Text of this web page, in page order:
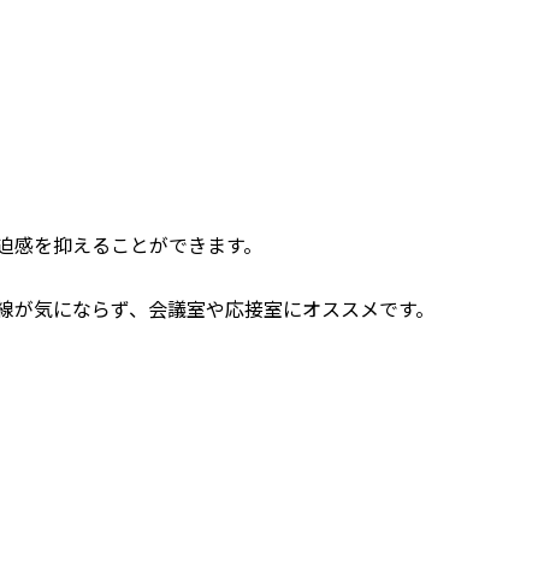
を抑えることができます。
気にならず、会議室や応接室にオススメです。